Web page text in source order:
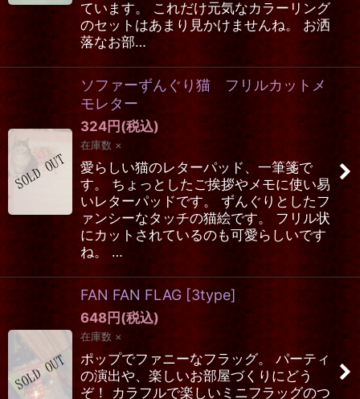
ています。 これだけ元気なカラーリング
のセットはあまり見かけませんね。 お洒
落なお部…
ソファーずんぐり猫 フリルカットメ
モレター
324円(税込)
在庫数 ×
愛らしい猫のレターパッド、一筆箋で
す。 ちょっとしたご挨拶やメモに使い易
いレターパッドです。 ずんぐりとしたフ
ァンシーなタッチの猫絵です。 フリル状
にカットされているのも可愛らしいです
ね。 …
FAN FAN FLAG [3type]
648円(税込)
在庫数 ×
ポップでファニーなフラッグ。 パーティ
の演出や、楽しいお部屋づくりにどう
ぞ！ カラフルで楽しいミニフラッグのつ